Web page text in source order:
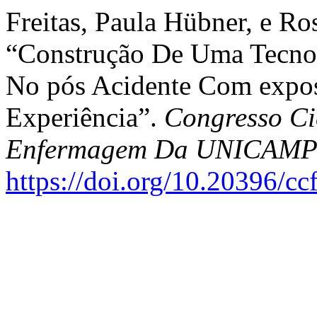
Freitas, Paula Hübner, e
“Construção De Uma
No pós Acidente Com
Experiência”. Congresso
Enfermagem Da UNICAMP
https://doi.org/10.20396/